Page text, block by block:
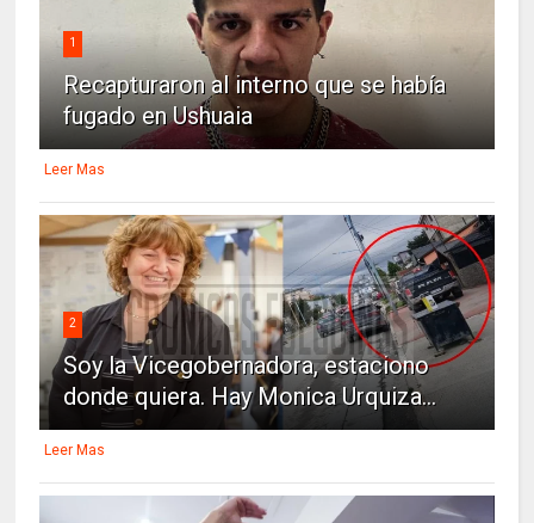
1
Recapturaron al interno que se había
fugado en Ushuaia
Leer Mas
2
Soy la Vicegobernadora, estaciono
donde quiera. Hay Monica Urquiza...
Leer Mas